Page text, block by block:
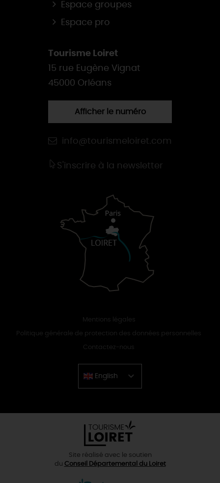
Espace groupes
Espace pro
Tourisme Loiret
15 rue Eugène Vignat
45000 Orléans
Afficher le numéro
info@tourismeloiret.com
S'inscrire à la newsletter
Mentions légales
Politique générale de protection des données personnelles
Contactez-nous
English
Chinese
Site réalisé avec le soutien
du Conseil Départemental du Loiret